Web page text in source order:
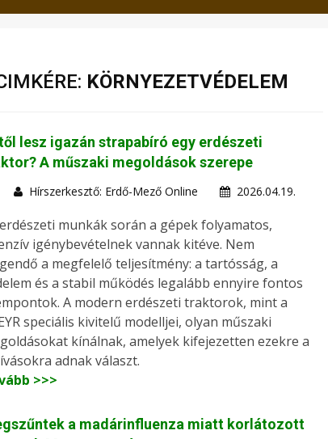
KÖRNYEZETVÉDELEM
lesz igazán strapabíró egy erdészeti
A műszaki megoldások szerepe
Hírszerkesztő: Erdő-Mező Online 2026.04.19.
munkák során a gépek folyamatos,
igénybevételnek vannak kitéve. Nem
a megfelelő teljesítmény: a tartósság, a
és a stabil működés legalább ennyire fontos
A modern erdészeti traktorok, mint a
speciális kivitelű modelljei, olyan műszaki
kínálnak, amelyek kifejezetten ezekre a
adnak választ.
>>>
a madárinfluenza miatt korlátozott